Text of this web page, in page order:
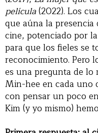
película(2022). Los
que aúna la
cine, potenciado por
para que los fieles se
reconocimiento. Pero
es una pregunta de lo
Min-hee en cada uno
con pensar un poco
Kim (y yo mismo)